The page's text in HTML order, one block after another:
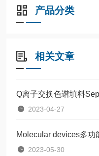
产品分类
相关文章
Q离子交换色谱填料
2023-04-27
Molecular devices多功
2023-05-30